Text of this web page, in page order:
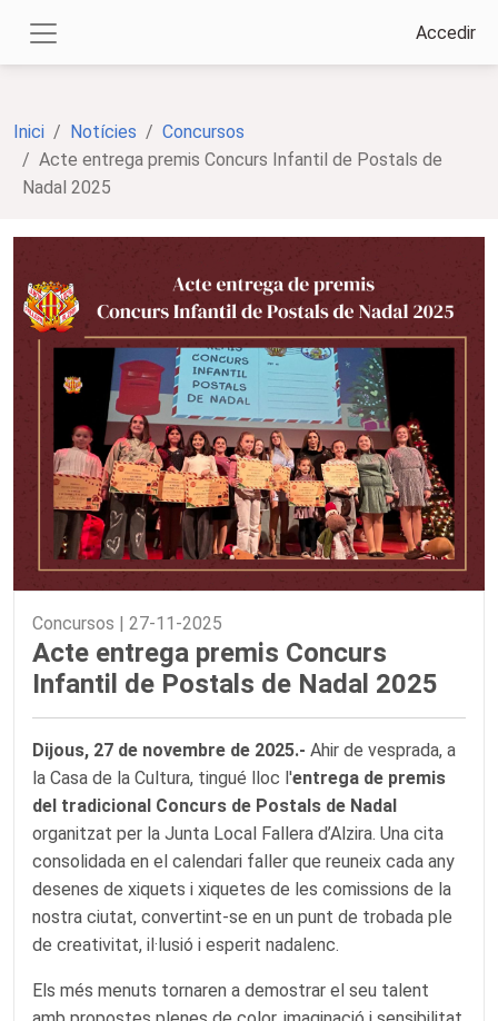
Accedir
Inici Notícies
Concursos
Acte entrega premis Concurs Infantil de Postals de
Nadal 2025
Concursos | 27-11-2025
Acte entrega premis Concurs
Infantil de Postals de Nadal 2025
Dijous, 27 de novembre de 2025.- Ahir de vesprada, a
la Casa de la Cultura, tingué lloc l'entrega de premis
del tradicional Concurs de Postals de Nadal
organitzat per la Junta Local Fallera d’Alzira. Una cita
consolidada en el calendari faller que reuneix cada any
desenes de xiquets i xiquetes de les comissions de la
nostra ciutat, convertint-se en un punt de trobada ple
de creativitat, il·lusió i esperit nadalenc.
Els més menuts tornaren a demostrar el seu talent